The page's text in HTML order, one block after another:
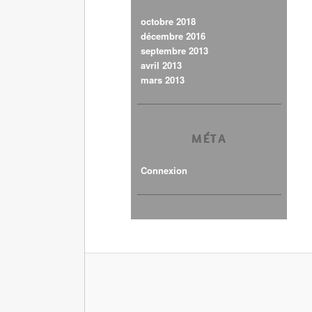
octobre 2018
décembre 2016
septembre 2013
avril 2013
mars 2013
MÉTA
Connexion